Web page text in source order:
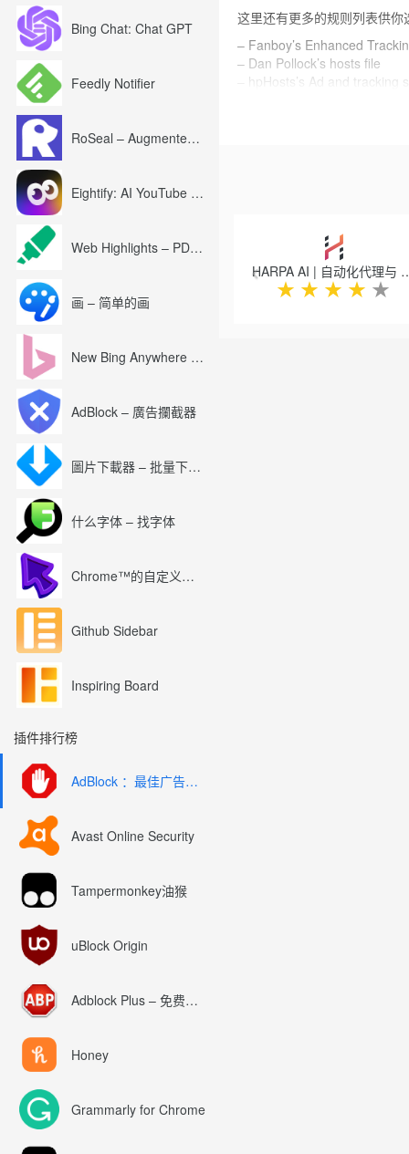
Bing Chat: Chat GPT
Feedly Notifier
RoSeal – Augmented Roblox Experience
Eightify: AI YouTube Summary with ChatGPT
Web Highlights – PDF & Web Highlighter
画 – 简单的画
New Bing Anywhere (Bing Chat GPT-4)
AdBlock – 廣告攔截器
圖片下載器 – 批量下載圖片
什么字体 – 找字体
Chrome™的自定义光标
Github Sidebar
Inspiring Board
插件排行榜
AdBlock ：最佳广告拦截工具
Avast Online Security
Tampermonkey油猴
uBlock Origin
Adblock Plus – 免费的广告拦截器
Honey
Grammarly for Chrome
这里还有更多的规则列表供你
– Fanboy’s Enhanced
– Dan Pollock’s hosts file
– hpHosts’s Ad and tracking
没有这些过滤规则列表，这
变得可能。
HARPA AI | 自
★ ★ ★ ★ ★